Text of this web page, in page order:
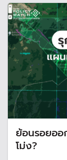
ย้อนรอยออ
โม่ง?